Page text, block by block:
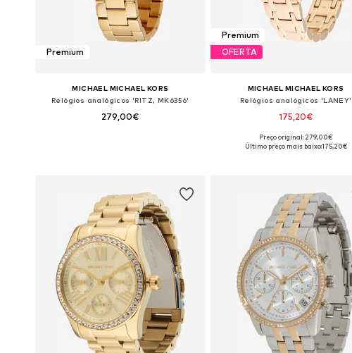
Premium
MICHAEL MICHAEL KORS
Relógios analógicos 'RITZ, MK6356'
279,00€
Premium
OFERTA
MICHAEL MICHAEL KORS
Relógios analógicos 'LANEY'
175,20€
Tamanhos disponíveis: One Size
Preço original: 279,00€
Último preço mais baixo:175,20€